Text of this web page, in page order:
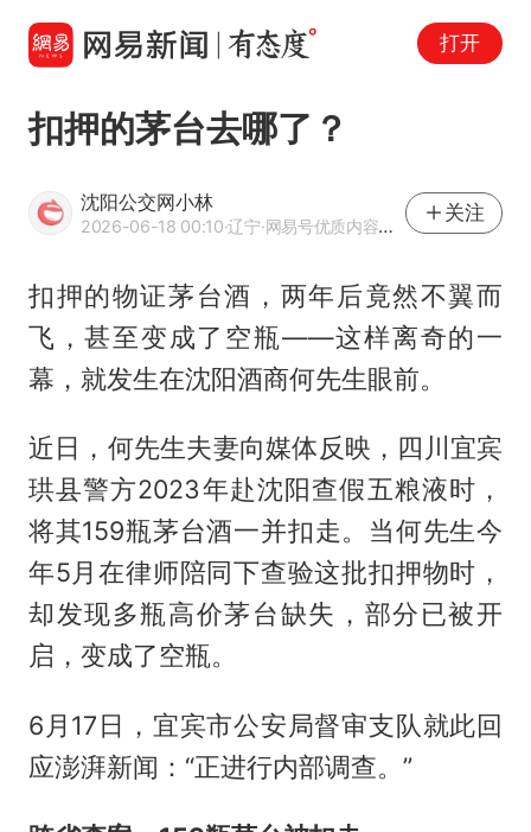
打开
扣押的茅台去哪了？
沈阳公交网小林
2026-06-18 00:10·辽宁·网易号优质内容创作者
关注
扣押的物证茅台酒 ，两年后竟然不翼而
飞，甚至变成了空瓶——这样离奇的一
幕，就发生在沈阳酒商何先生眼前。
近日，何先生夫妻向媒体反映，四川宜宾
珙县警方2023年赴沈阳查假五粮液时，
将其159瓶茅台酒一并扣走。当何先生今
年5月在律师陪同下查验这批扣押物时，
却发现多瓶高价茅台缺失，部分已被开
启，变成了空瓶。
6月17日，宜宾市公安局督审支队就此回
应澎湃新闻：“正进行内部调查。”